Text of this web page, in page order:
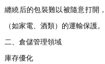
纏繞后的包裝難以被隨意打開
（如家電、酒類）的運輸保護。
二、倉儲管理領域
庫存優化